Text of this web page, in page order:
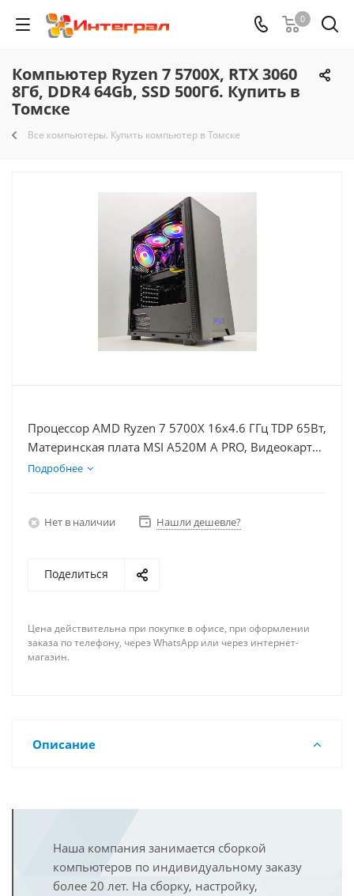
0
Компьютер Ryzen 7 5700X, RTX 3060
8Гб, DDR4 64Gb, SSD 500Гб. Купить в
Томске
Все компьютеры. Купить компьютер в Томске
Процессор AMD Ryzen 7 5700X 16x4.6 ГГц TDP 65Вт,
Материнская плата MSI A520M A PRO, Видеокарта
RTX 3060 8Гб, Память DDR4 64Gb, Диски
Подробнее
Нет в наличии Нашли дешевле?
Поделиться
Цена действительна при покупке в офисе, при оформлении
заказа по телефону, через WhatsApp или через интернет-
магазин.
Описание
Наша компания занимается сборкой
компьютеров по индивидуальному заказу
более 20 лет. На сборку, настройку,